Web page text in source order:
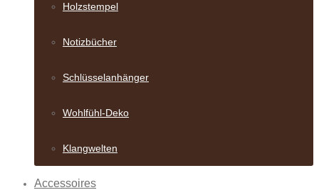
Holzstempel
Notizbücher
Schlüsselanhänger
Wohlfühl-Deko
Klangwelten
Accessoires